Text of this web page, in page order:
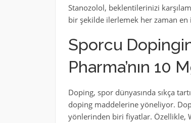
Stanozolol, beklentilerinizi
bir şekilde ilerlemek her zaman en
Sporcu
Pharma’nın 10
Doping, spor dünyasında sıkça
doping maddelerine yöneliyor.
yönlerinden biri fiyatlar. Özellikle,